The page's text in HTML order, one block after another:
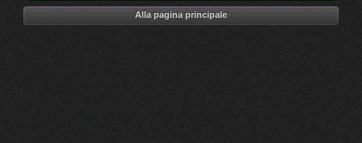
Alla pagina principale